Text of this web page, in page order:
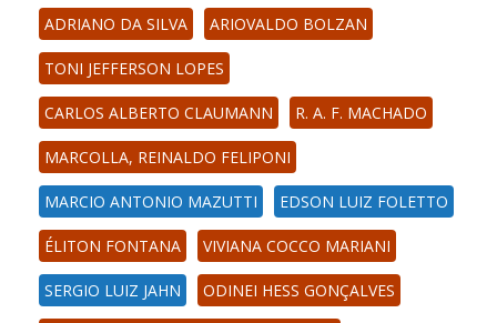
ADRIANO DA SILVA ARIOVALDO BOLZAN
TONI JEFFERSON LOPES
CARLOS ALBERTO CLAUMANN R. A. F. MACHADO
MARCOLLA, REINALDO FELIPONI
MARCIO ANTONIO MAZUTTI EDSON LUIZ FOLETTO
ÉLITON FONTANA VIVIANA COCCO MARIANI
SERGIO LUIZ JAHN ODINEI HESS GONÇALVES